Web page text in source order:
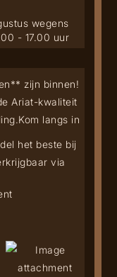
wegens
- 17.00 uur
zijn binnen!
Ariat-kwaliteit
Kom langs in
het beste bij
via